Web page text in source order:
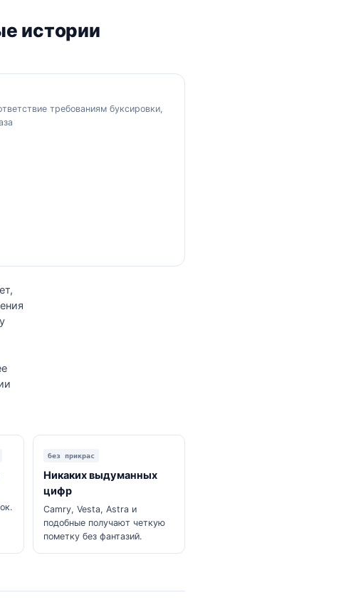
истории
требованиям буксировки,
без прикрас
Никаких выдуманных
цифр
Camry, Vesta, Astra и
подобные получают четкую
пометку без фантазий.